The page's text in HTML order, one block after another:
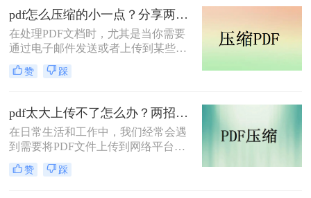
以内呢？本文将介绍两种常用的PDF
压缩方法。
pdf怎么压缩的小一点？分享两种实用压缩方法！
在处理PDF文档时，尤其是当你需要
通过电子邮件发送或者上传到某些对
文件大小有限制的平台时，压缩PDF
文件变得尤为重要。那么pdf怎么压缩
PDF压缩方法。
赞 踩
pdf太大上传不了怎么办？两招帮你解决！
在日常生活和工作中，我们经常会遇
到需要将PDF文件上传到网络平台或
发送给他人的情况。然而，有时PDF
文件过大，导致无法顺利上传或发
赞 踩